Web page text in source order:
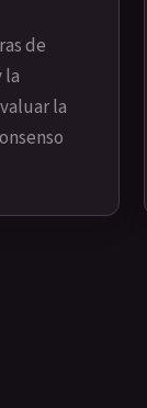
de
la
la